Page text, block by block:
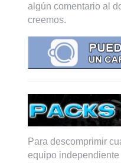
algún comentario al
creemos.
Para descomprimir
equipo